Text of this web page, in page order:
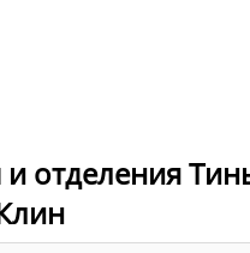
отделения